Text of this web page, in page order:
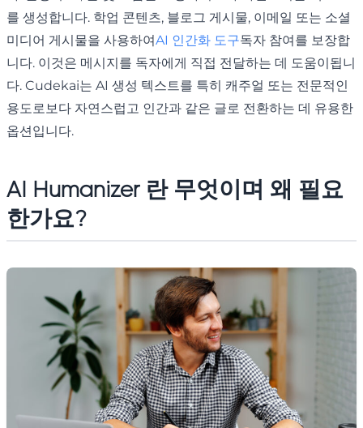
를 생성합니다. 학업 콘텐츠, 블로그 게시물, 이메일 또는 소셜
미디어 게시물을 사용하여AI 인간화 도구독자 참여를 보장합
니다. 이것은 메시지를 독자에게 직접 전달하는 데 도움이됩니
다. Cudekai는 AI 생성 텍스트를 특히 캐주얼 또는 전문적인
용도로보다 자연스럽고 인간과 같은 글로 전환하는 데 유용한
옵션입니다.
AI Humanizer 란 무엇이며 왜 필요
한가요?